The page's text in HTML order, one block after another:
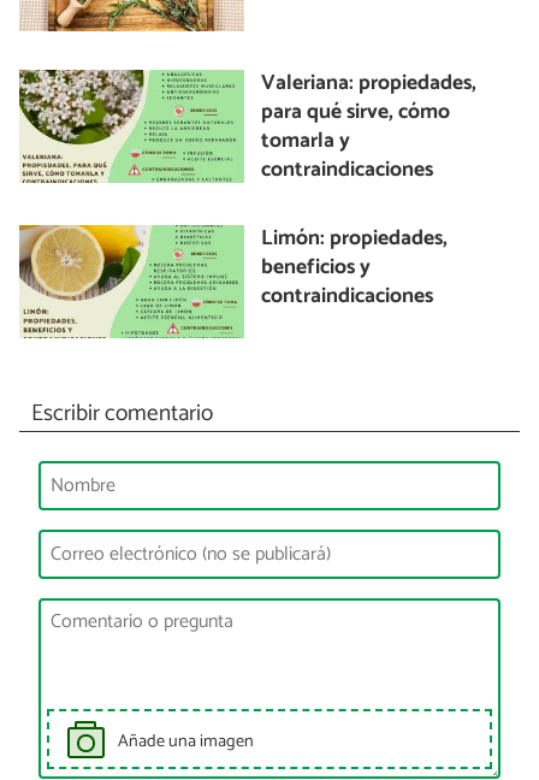
Valeriana: propiedades,
para qué sirve, cómo
tomarla y
contraindicaciones
Limón: propiedades,
beneficios y
contraindicaciones
Escribir comentario
Añade una imagen